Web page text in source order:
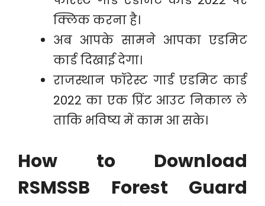
क्लिक करना है।
अब आपके सामने आपका एडमिट
कार्ड दिखाई देगा।
राजस्थान फॉरेस्ट गार्ड एडमिट कार्ड
2022 का एक प्रिंट आउट निकाल ले
ताकि भविष्य में काम आ सके।
How to Download
RSMSSB Forest Guard